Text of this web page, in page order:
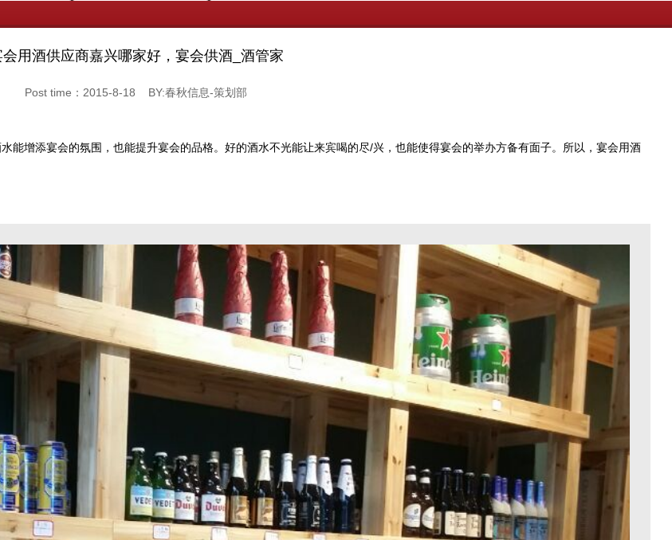
会用酒供应商嘉兴哪家好，宴会供酒_酒管家
Post time：2015-8-18 BY:春秋信息-策划部
能增添宴会的氛围，也能提升宴会的品格。好的酒水不光能让来宾喝的尽/兴，也能使得宴会的举办方备有面子。所以，宴会用酒